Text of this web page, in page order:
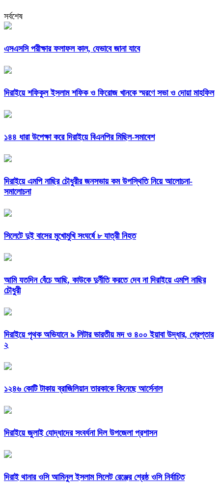
সর্বশেষ
এসএসসি পরীক্ষার ফলাফল কাল, যেভাবে জানা যাবে
দিরাইয়ে শফিকুল ইসলাম শফিক ও ফিরোজ খানকে স্মরণে সভা ও দোয়া মাহফিল
১৪৪ ধারা উপেক্ষা করে দিরাইয়ে বিএনপির মিছিল-সমাবেশ
দিরাইয়ে এমপি নাছির চৌধুরীর জনসভায় কম উপস্থিতি নিয়ে আলোচনা-
সমালোচনা
সিলেটে দুই বাসের মুখোমুখি সংঘর্ষে ৮ যাত্রী নিহত
আমি যতদিন বেঁচে আছি, কাউকে দুর্নীতি করতে দেব না দিরাইয়ে এমপি নাছির
চৌধুরী
দিরাইয়ে পৃথক অভিযানে ৯ লিটার ভারতীয় মদ ও ৪০০ ইয়াবা উদ্ধার, গ্রেপ্তার
২
১২৪৬ কোটি টাকায় ব্রাজিলিয়ান তারকাকে কিনেছে আর্সেনাল
দিরাইয়ে জুলাই যোদ্ধাদের সংবর্ধনা দিল উপজেলা প্রশাসন
দিরাই থানার ওসি আমিনুল ইসলাম সিলেট রেঞ্জের শ্রেষ্ঠ ওসি নির্বাচিত